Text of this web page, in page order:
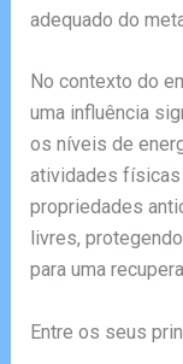
adequado do
No contexto do
uma influência
os níveis de
atividades
propriedades
livres,
para uma
Entre os seus